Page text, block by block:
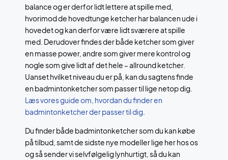
balance og er derfor lidt lettere at spille med,
hvorimod de hovedtunge ketcher har balancen ude i
hovedet og kan derfor være lidt sværere at spille
med. Derudover findes der både ketcher som giver
en masse power, andre som giver mere kontrol og
nogle som give lidt af det hele – allround ketcher.
Uanset hvilket niveau du er på, kan du sagtens finde
en badmintonketcher som passer til lige netop dig.
Læs vores guide om, hvordan du finder en
badmintonketcher der passer til dig
Du finder både badmintonketcher som du kan købe
på tilbud, samt de sidste nye modeller lige her hos os
og så sender vi selvfølgelig lynhurtigt, så du kan